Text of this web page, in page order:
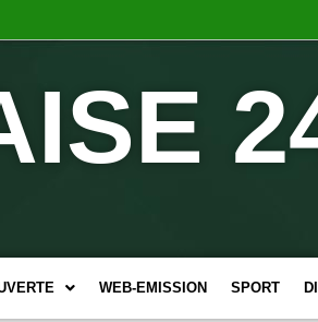
WEB-EMISSION SPORT